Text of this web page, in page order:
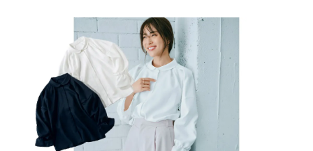
【極
上の
家族
旅】
を